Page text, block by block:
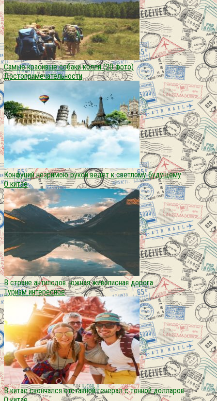
Самые красивые собаки колли (20 фото)
Достопримечательности
Конфуций незримою рукой ведет к светлому будущему
О китае
В стране антиподов. южная живописная дорога
Туризм интересное
В китае скончался отставной генерал с тонной долларов